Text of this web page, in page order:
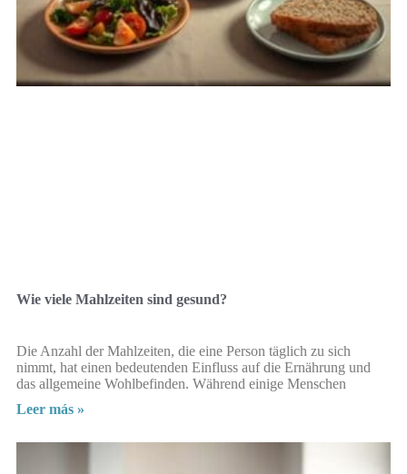
Wie viele Mahlzeiten sind gesund?
Die Anzahl der Mahlzeiten, die eine Person täglich zu sich
nimmt, hat einen bedeutenden Einfluss auf die Ernährung und
das allgemeine Wohlbefinden. Während einige Menschen
Leer más »